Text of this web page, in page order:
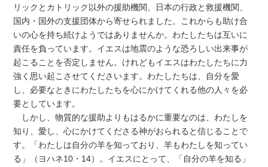
リックとカトリック以外の援助機関、日本の行政と救援機関、
国内・国外の支援団体から寄せられました。これからも助け合
いの心を持ち続けようではありませんか。わたしたちは互いに
責任を負っています。イエスは地震のような恐ろしい出来事が
起こることを否定しません。けれどもイエスはわたしたちに力
強く思い起こさせてくださいます。わたしたちは、自分を愛
し、必要なときにわたしたちを心にかけてくれる他の人々を必
要としています。
しかし、物質的な援助よりもはるかに重要なのは、わたしを
知り、愛し、心にかけてくださる神がおられると信じることで
す。「わたしは自分の羊を知っており、羊もわたしを知ってい
る」（ヨハネ10・14）。イエスにとって、「自分の羊を知る」